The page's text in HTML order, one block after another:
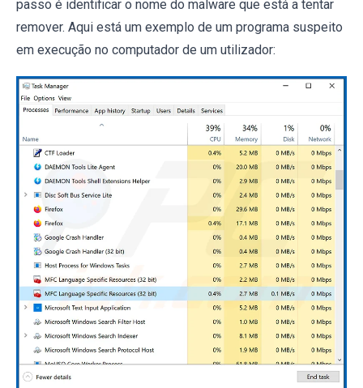
passo é identificar o nome do malware que está a tentar
remover. Aqui está um exemplo de um programa suspeito
em execução no computador de um utilizador: